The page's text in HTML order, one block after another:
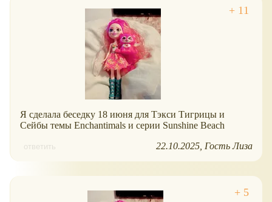
Я сделала беседку 18 июня для Тэкси Тигрицы и
Сейбы темы Enchantimals и серии Sunshine Beach
ответить 22.10.2025 Гость Лиза